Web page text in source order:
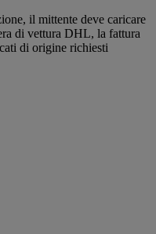
il mittente deve caricare
di vettura DHL, la fattura
di origine richiesti